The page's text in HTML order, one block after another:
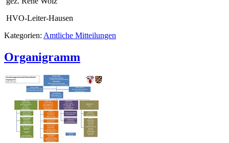
HVO-Leiter-Hausen
Kategorien: Amtliche Mitteilungen
Organigramm